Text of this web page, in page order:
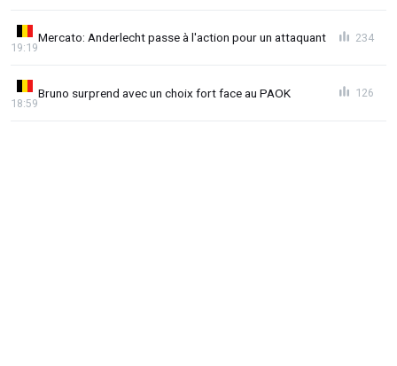
Mercato: Anderlecht passe à l'action pour un attaquant
19:19
234
Bruno surprend avec un choix fort face au PAOK
18:59
126